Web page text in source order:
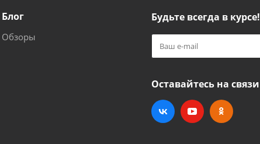
Блог
Обзоры
Будьте всегда в курсе!
Оставайтесь на связи